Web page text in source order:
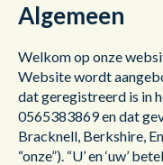
Nederlands
English - USA
日本語
Algemeen
Welkom op onze
Website wordt
dat geregistreerd is in
0565383869 en dat
Bracknell, Berkshire,
“onze”). “U’ en ‘uw’